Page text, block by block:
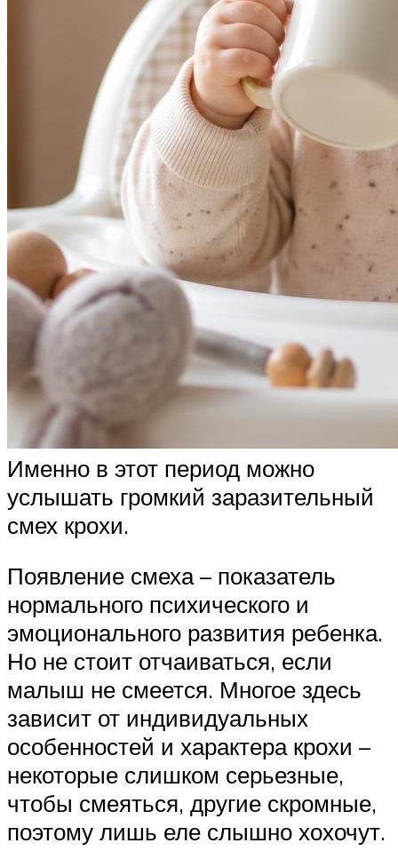
Именно в этот период можно
услышать громкий заразительный
смех крохи.
Появление смеха – показатель
нормального психического и
эмоционального развития ребенка.
Но не стоит отчаиваться, если
малыш не смеется. Многое здесь
зависит от индивидуальных
особенностей и характера крохи –
некоторые слишком серьезные,
чтобы смеяться, другие скромные,
поэтому лишь еле слышно хохочут.